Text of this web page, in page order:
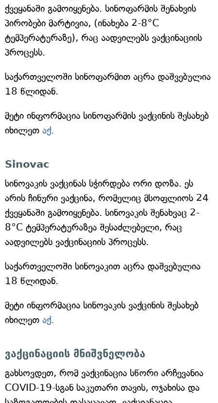
ქვეყანაში გამოიყენება. სინოფარმის შენახვის
პირობები მარტივია, (ინახება 2-8°C
ტემპერატურაზე), რაც აადვილებს ვაქცინაციის
პროცესს.
საქართველოში სინოფარმით აცრა დაშვებულია
18 წლიდან.
მეტი ინფორმაცია სინოფარმის ვაქცინის შესახებ
იხილეთ აქ.
Sinovac
სინოვაკის ვაქცინას სჭირდება ორი დოზა. ეს
არის ჩინური ვაქცინა, რომელიც მსოფლიოს 24
ქვეყანაში გამოიყენება. სინოვაკის შენახვაც 2-
8°C ტემპერატურაზეა შესაძლებელი, რაც
აადვილებს ვაქცინაციის პროცესს.
საქართველოში სინოვაკით აცრა დაშვებულია
18 წლიდან.
მეტი ინფორმაცია სინოვაკის ვაქცინის შესახებ
იხილეთ აქ.
ვაქცინაციის მნიშვნელობა
გახსოვდეთ, რომ ვაქცინაცია სწორი არჩევანია
COVID-19-სგან საკუთარი თავის, ოჯახისა და